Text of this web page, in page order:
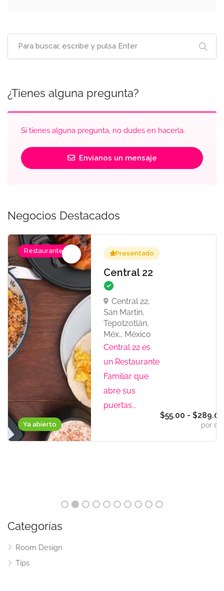
¿Tienes alguna pregunta?
Si tienes alguna pregunta, no dudes en hacerla.
Envíanos un mensaje
Negocios Destacados
Ya abierto
Restaurantes Presentado
Central 22
Central 22,
San Martin,
Tepotzotlán,
Méx., México
Central 22 es
un Restaurante
Familiar que
abre sus
puertas...
$55.00 - $289.00
por día
Categorías
Room Design
Tips